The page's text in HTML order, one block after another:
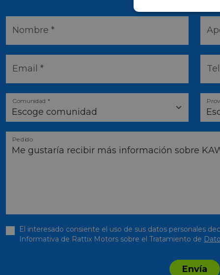
Nombre *
Email *
Comunidad *
Pedido
El interesado consiente el uso de sus datos personales
Informativa de Rattix Motors sobre el Tratamiento de
Envía